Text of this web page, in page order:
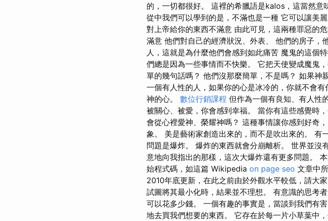
的，一切都很好。 這裡的希臘語是kalos，這當然
從中我們可以學到的是，不滿也是一種 它可以讓美
對上帝給你的東西不滿意 由此可見，這兩種罪惡
滿意 他們對自己的經濟狀況、外表、 他們的房子，
人，這就是為什麼他們會感到如此痛苦 魔鬼的這個
們總是因為一些事情而不快樂。 它把天使變成魔鬼
單的幾句話嗎？ 他們沒那麼簡單，不是嗎？ 如果神
一個有人性的人，如果你的心是冰冷的，你就不會
神的心。 數位行銷課程 但作為一個有良知、有人性
被關心、被愛，你會感到幸福。 當你有這些感覺時
會從心裡愛神、榮耀神嗎？ 這種事情讓你感到好奇
象。 美是藝術家創造出來的，而不是吹出來的。 有
問題是爆炸。 爆炸的東西就會分崩離析。 世界並
意地向我指出的那樣，這次大爆炸還有更多問題。
始程式碼，如這篇 Wikipedia on page seo 文章中
2010年底更新，在此之前由於外觀水平較低，請大
試圖將其最小化時，結果並不理想。 有意識的思考
可以花多少錢。 一個有趣的事實是，當談到我們有
地去買我們想要的東西。 它存在於每一片小草葉中